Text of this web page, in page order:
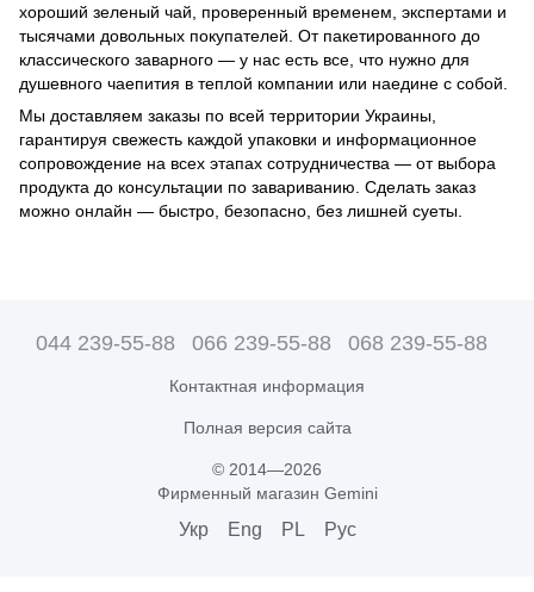
хороший зеленый чай, проверенный временем, экспертами и
тысячами довольных покупателей. От пакетированного до
классического заварного — у нас есть все, что нужно для
душевного чаепития в теплой компании или наедине с собой.
Мы доставляем заказы по всей территории Украины,
гарантируя свежесть каждой упаковки и информационное
сопровождение на всех этапах сотрудничества — от выбора
продукта до консультации по завариванию. Сделать заказ
можно онлайн — быстро, безопасно, без лишней суеты.
044 239-55-88 066 239-55-88 068 239-55-88
Контактная информация
Полная версия сайта
© 2014—2026
Фирменный магазин Gemini
Укр Eng PL Рус